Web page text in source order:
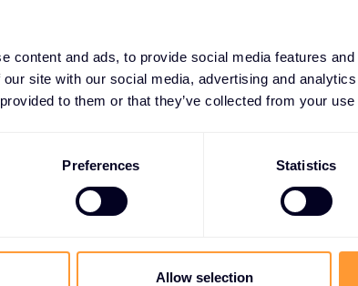
content and ads, to provide social media features
site with our social media, advertising and
to them or that they’ve collected from your
Preferences Statistics
Allow selection